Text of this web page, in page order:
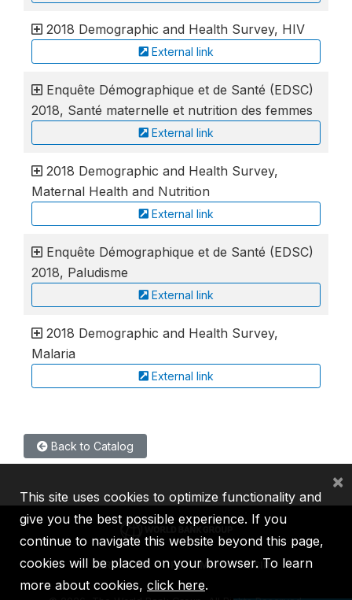
2018 Demographic and Health Survey, HIV
External link
Enquête Démographique et de Santé (EDSC)
2018, Santé maternelle et nutrition des femmes
External link
2018 Demographic and Health Survey,
Maternal Health and Nutrition
External link
Enquête Démographique et de Santé (EDSC)
2018, Paludisme
External link
2018 Demographic and Health Survey,
Malaria
External link
Back to Catalog
IBRD IDA IFC MIGA ICSID
This site uses cookies to optimize functionality and
give you the best possible experience. If you
continue to navigate this website beyond this page,
cookies will be placed on your browser. To learn
more about cookies, click here.
×